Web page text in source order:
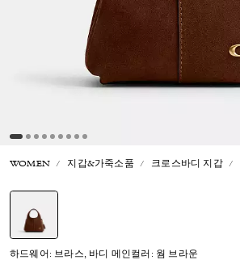
WOMEN 지갑&가죽소품 크로스바디 지갑
하드웨어: 브라스, 바디 메인컬러: 웜 브라운